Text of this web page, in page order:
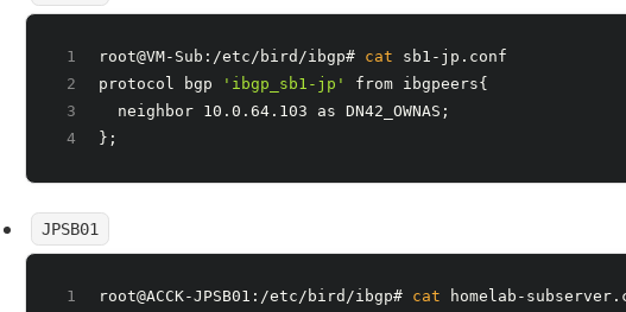
root@VM-Sub:/etc/bird/ibgp# cat sb1-jp.conf
protocol bgp
'ibgp_sb1-jp'
from ibgpeers{
  neighbor 10.0.64.103 as DN42_OWNAS;
};
JPSB01
root@ACCK-JPSB01:/etc/bird/ibgp# cat homelab-